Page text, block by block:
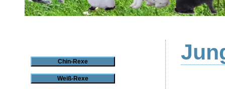
Chin-Rexe
Weiß-Rexe